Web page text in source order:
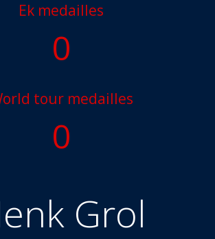
Ek medailles
0
tour medailles
0
Grol